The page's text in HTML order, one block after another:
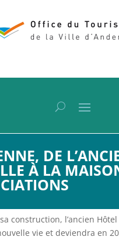
DE
À LA
construction, l’ancien
vie et deviendra en